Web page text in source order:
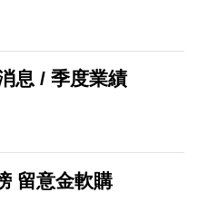
息 / 季度業績
留意金軟購